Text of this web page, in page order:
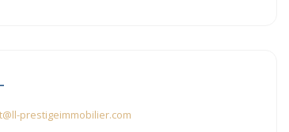
prestigeimmobilier.com